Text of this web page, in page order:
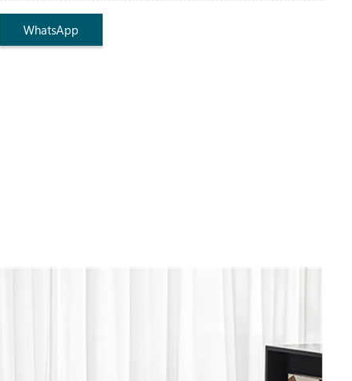
WhatsApp